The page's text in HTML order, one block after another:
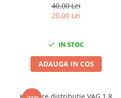
40,00 Lei
20,00 Lei
IN STOC
ADAUGA IN COS